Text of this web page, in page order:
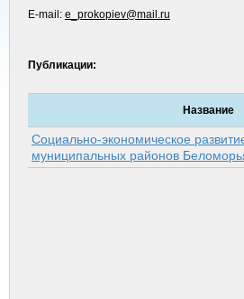
E-mail: e_prokopiev@mail.ru
Публикации:
Название
Социально-экономическое
муниципальных районов